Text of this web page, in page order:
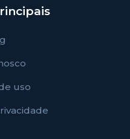
uso